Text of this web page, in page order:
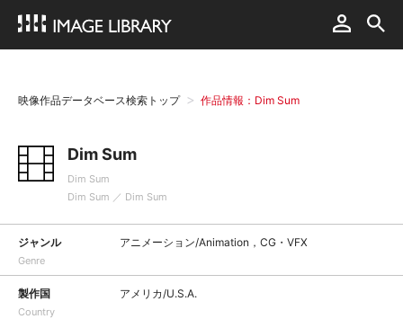
映像作品データベース検索トップ 作品情報：Dim Sum
Dim Sum
Dim Sum
Dim Sum ／ Dim Sum
ジャンル
Genre
アニメーション/Animation，CG・VFX
製作国
Country
アメリカ/U.S.A.